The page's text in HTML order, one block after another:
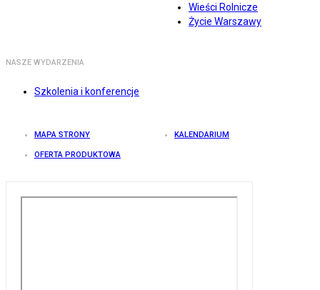
Wieści Rolnicze
Życie Warszawy
NASZE WYDARZENIA
Szkolenia i konferencje
MAPA STRONY KALENDARIUM
OFERTA PRODUKTOWA